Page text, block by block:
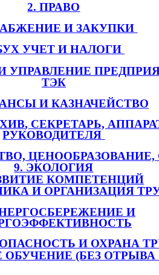
2. ПРАВО
И ЗАКУПКИ​​
УЧЕТ И НАЛОГИ​​
УПРАВЛЕНИЕ
ТЭК
И КАЗНАЧЕЙСТВО
, СЕКРЕТАРЬ,
РУКОВОДИТЕЛЯ
9. ЭКОЛОГИЯ
КОМПЕТЕНЦИЙ
И ОРГАНИЗАЦИЯ
И
И ОХРАНА
ОБУЧЕНИЕ (БЕЗ ОТРЫВА